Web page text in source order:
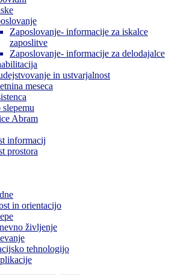
Zaposlovanje- informacije za iskalce
zaposlitve
Zaposlovanje- informacije za delodajalce
in ustvarjalnost
meseca
slepemu
Abram
informacij
prostora
in orientacijo
življenje
tehnologijo